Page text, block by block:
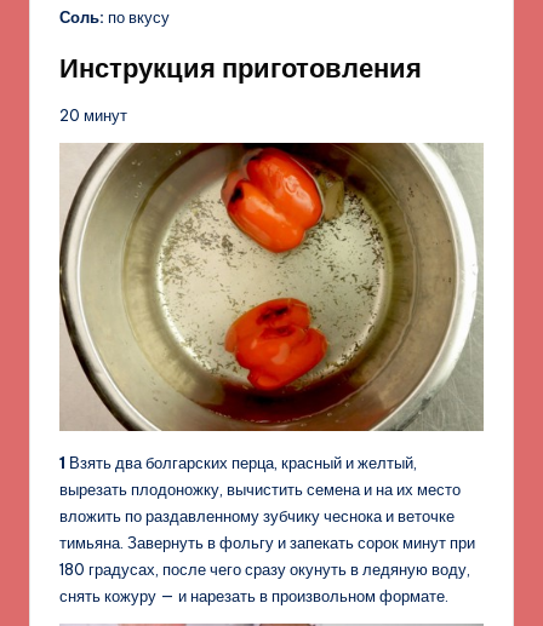
Соль: по вкусу
Инструкция приготовления
20 минут
1 Взять два болгарских перца, красный и желтый,
вырезать плодоножку, вычистить семена и на их место
вложить по раздавленному зубчику чеснока и веточке
тимьяна. Завернуть в фольгу и запекать сорок минут при
180 градусах, после чего сразу окунуть в ледяную воду,
снять кожуру — и нарезать в произвольном формате.